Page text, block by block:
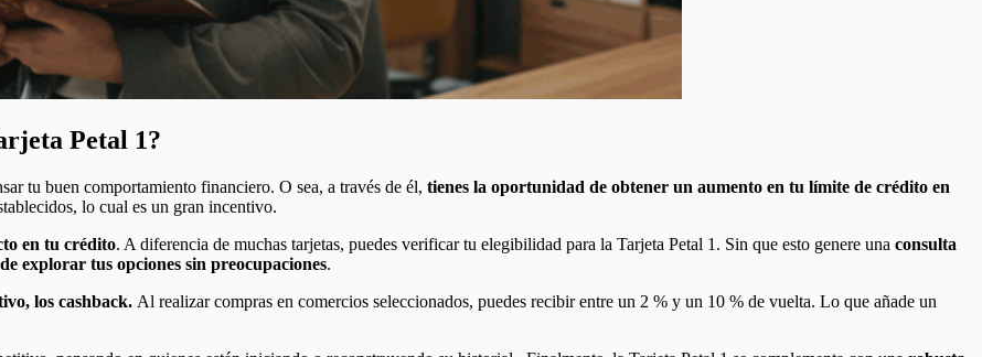
Petal 1?
tu buen comportamiento financiero. O sea, a través de él, tienes la oportunidad de obtener un aumento en tu límite de crédito en
lo cual es un gran incentivo.
en tu crédito. A diferencia de muchas tarjetas, puedes verificar tu elegibilidad para la Tarjeta Petal 1. Sin que esto genere una consulta
explorar tus opciones sin preocupaciones.
los cashback. Al realizar compras en comercios seleccionados, puedes recibir entre un 2 % y un 10 % de vuelta. Lo que añade un